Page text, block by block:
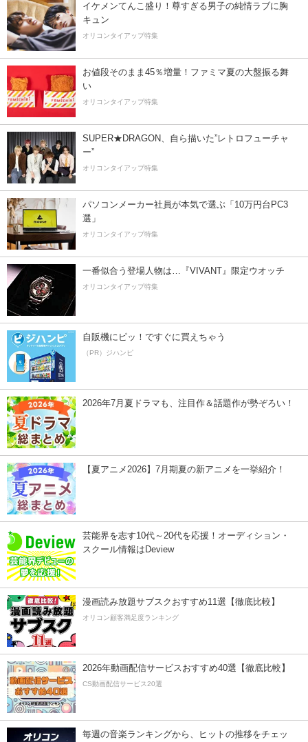
イケメンてんこ盛り！尊すぎる男子の純情ラブに胸
キュン
オリコンタイアップ特集
お値段そのまま45％増量！ファミマ夏の大盤振る舞
い
オリコンタイアップ特集
SUPER★DRAGON、自ら描いた”レトロフューチャ
ー”
オリコンタイアップ特集
パソコンメーカー社員が本気で選ぶ「10万円台PC3
選」
オリコンタイアップ特集
一番似合う登場人物は…『VIVANT』限定ウオッチ
オリコンタイアップ特集
自販機にピッ！ですぐに買えちゃう
（PR）ジハンピ
2026年7月夏ドラマも、注目作＆話題作が勢ぞろい！
【夏アニメ2026】7月期夏の新アニメを一挙紹介！
芸能界を志す10代～20代を応援！オーディション・
スクール情報はDeview
漫画読み放題サブスクおすすめ11選【徹底比較】
オリコン顧客満足度ランキング
2026年動画配信サービスおすすめ40選【徹底比較】
CS動画配信サービス20選
毎週の音楽ランキングから、ヒットの推移をチェッ